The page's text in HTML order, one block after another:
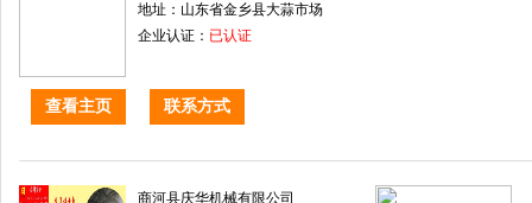
地址：山东省金乡县大蒜市场
企业认证： 已认证
查看主页 联系方式
商河县庆华机械有限公司